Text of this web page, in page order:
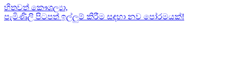
හිතවත් කෞශල්‍යා,
පැමිණිලි පිටපත් ඉල්ලුම් කිරීම සඳහා නව පෝරමයක්!